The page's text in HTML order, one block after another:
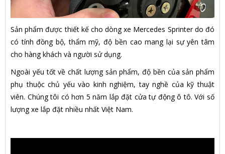
Sản phẩm được thiết kế cho dòng xe Mercedes Sprinter do đó
có tính đồng bộ, thẩm mỹ, độ bền cao mang lại sự yên tâm
cho hàng khách và người sử dụng.
Ngoài yếu tốt về chất lượng sản phẩm, độ bền của sản phẩm
phụ thuộc chủ yếu vào kinh nghiệm, tay nghề của kỹ thuật
viên. Chúng tôi có hơn 5 năm lắp đặt cửa tự động ô tô. Với số
lượng xe lắp đặt nhiều nhất Việt Nam.